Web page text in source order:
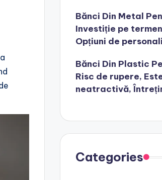
Bănci Din Metal
Investiție pe
Opțiuni de
Bănci Din Plastic
Risc de rupere,
neatractivă,
Categories